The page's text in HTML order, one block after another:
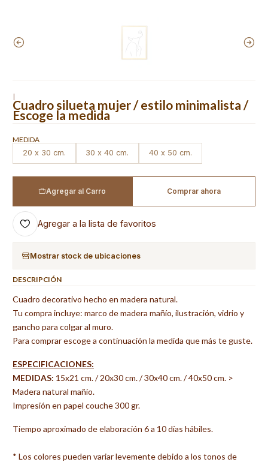
|
Cuadro silueta mujer / estilo minimalista /
Escoge la medida
MEDIDA
20 x 30 cm.
30 x 40 cm. 40 x 50 cm.
Agregar al Carro Comprar ahora
Agregar a la lista de favoritos
Mostrar stock de ubicaciones
DESCRIPCIÓN
Cuadro decorativo hecho en madera natural.
Tu compra incluye: marco de madera mañío, ilustración, vidrio y
gancho para colgar al muro.
Para comprar escoge a continuación la medida que más te guste.
ESPECIFICACIONES:
MEDIDAS: 15x21 cm. / 20x30 cm. / 30x40 cm. / 40x50 cm. >
Madera natural mañío.
Impresión en papel couche 300 gr.
Tiempo aproximado de elaboración 6 a 10 días hábiles.
* Los colores pueden variar levemente debido a los tonos de